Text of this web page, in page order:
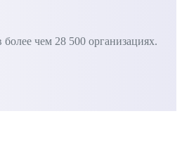
чем 28 500 организациях.